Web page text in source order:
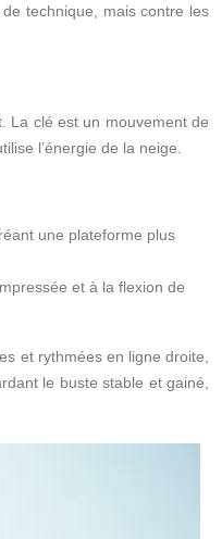
technique, mais contre les
La clé est un mouvement de
l’énergie de la neige.
une plateforme plus
et à la flexion de
et rythmées en ligne droite,
le buste stable et gainé,